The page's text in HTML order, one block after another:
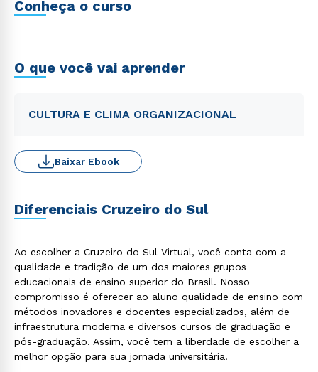
Conheça o curso
O que você vai aprender
CULTURA E CLIMA ORGANIZACIONAL
Baixar Ebook
Diferenciais Cruzeiro do Sul
Ao escolher a Cruzeiro do Sul Virtual, você conta com a
qualidade e tradição de um dos maiores grupos
educacionais de ensino superior do Brasil. Nosso
compromisso é oferecer ao aluno qualidade de ensino com
métodos inovadores e docentes especializados, além de
infraestrutura moderna e diversos cursos de graduação e
pós-graduação. Assim, você tem a liberdade de escolher a
melhor opção para sua jornada universitária.